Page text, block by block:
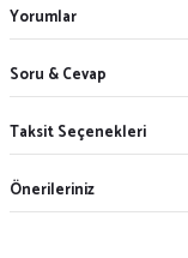
Yorumlar
Soru & Cevap
Taksit Seçenekleri
Önerileriniz